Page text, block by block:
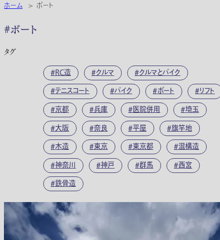
ホーム > ボート
#ボート
タグ
RC造 クルマ
クルマとバイク
テニスコート
バイク ボート
リフト
京都
兵庫 医院併用
埼玉
大阪
奈良 平屋
旗竿地
木造
東京 東京都
混構造
神奈川
神戸 群馬
西宮
鉄骨造